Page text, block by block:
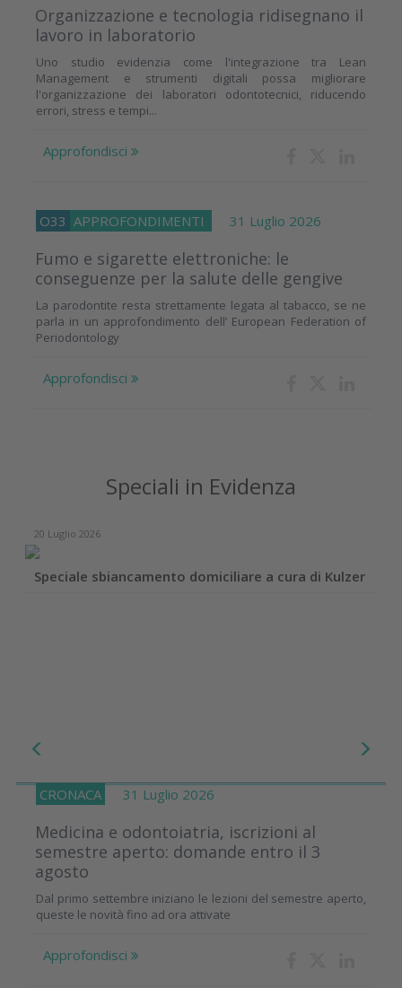
Organizzazione e tecnologia ridisegnano il
lavoro in laboratorio
Uno studio evidenzia come l'integrazione tra Lean
Management e strumenti digitali possa migliorare
l'organizzazione dei laboratori odontotecnici, riducendo
errori, stress e tempi...
Approfondisci
O33 APPROFONDIMENTI 31 Luglio 2026
Fumo e sigarette elettroniche: le
conseguenze per la salute delle gengive
La parodontite resta strettamente legata al tabacco, se ne
parla in un approfondimento dell’ European Federation of
Periodontology
Approfondisci
Speciali in Evidenza
20 Luglio 2026
Speciale sbiancamento domiciliare a cura di Kulzer
CRONACA 31 Luglio 2026
Medicina e odontoiatria, iscrizioni al
semestre aperto: domande entro il 3
agosto
Dal primo settembre iniziano le lezioni del semestre aperto,
queste le novità fino ad ora attivate
Approfondisci